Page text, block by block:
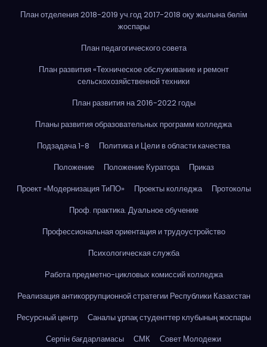
План отделения 2018-2019 уч.год 2017-2018 оқу жылына бөлім
жоспары
План педагогического совета
План развития «Техническое обслуживание и ремонт
сельскохозяйственной техники
План развития на 2016-2022 годы
Планы развития образовательных программ колледжа
Подзадача 1-8
Политика и Цели в области качества
Положение
Положение Куратора
Приказ
Проект «Модернизация ТиПО»
Проекты колледжа
Протоколы
Проф. практика. Дуальное обучение
Профессиональная ориентация и трудоустройство
Психологическая служба
Работа предметно-цикловых комиссий колледжа
Реализация антикоррупционной стратегии Республики Казахстан
Ресурсный центр
Саналы ұрпақ студенттер клубының жоспары
Серпін бағдарламасы
СМК Совет Молодежи